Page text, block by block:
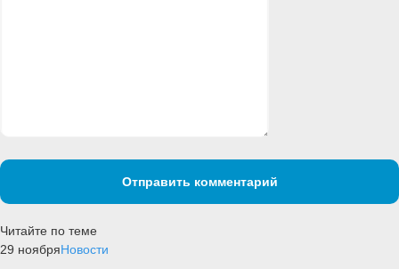
Отправить комментарий
Читайте по теме
29 ноябряНовости